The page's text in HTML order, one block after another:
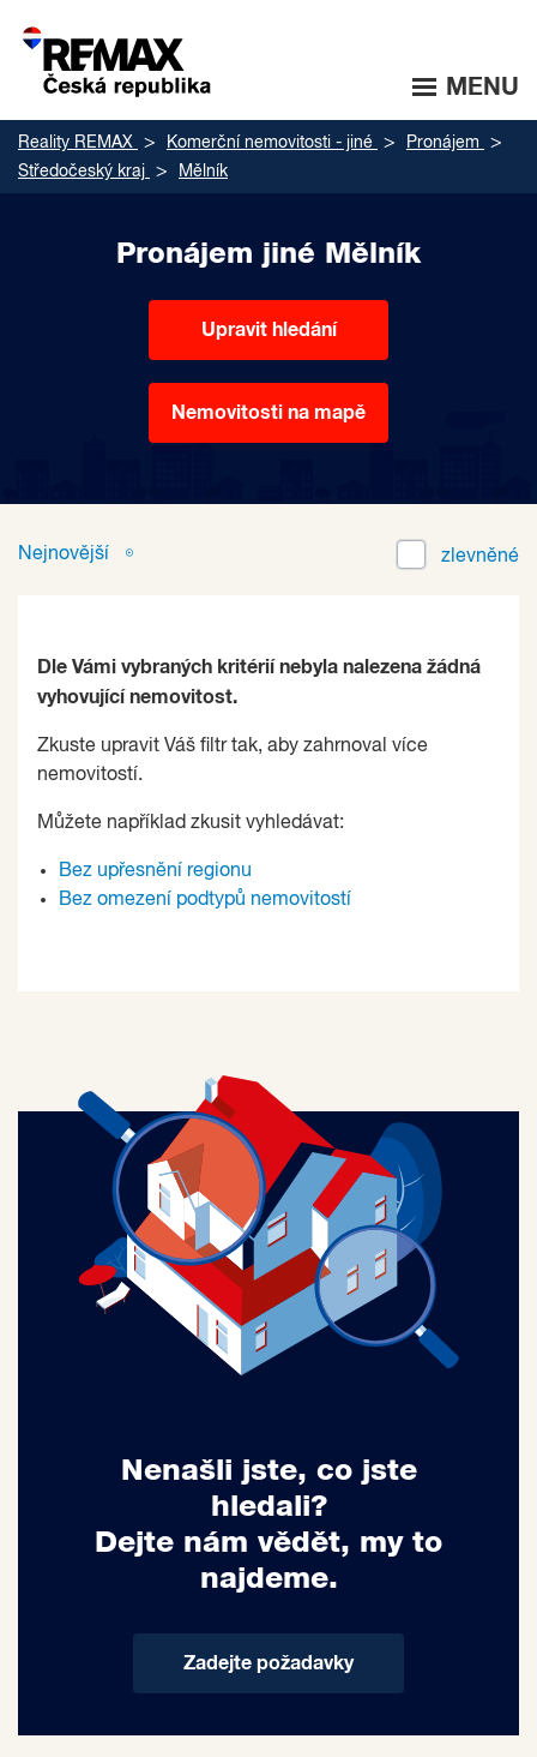
MENU
Reality REMAX Komerční nemovitosti - jiné
Pronájem
Středočeský kraj
Mělník
Pronájem jiné Mělník
Upravit hledání
Nemovitosti na mapě
Nejnovější zlevněné
Dle Vámi vybraných kritérií nebyla nalezena žádná
vyhovující nemovitost.
Zkuste upravit Váš filtr tak, aby zahrnoval více
nemovitostí.
Můžete například zkusit vyhledávat:
Bez upřesnění regionu
Bez omezení podtypů nemovitostí
Nenašli jste, co jste
hledali?
Dejte nám vědět, my to
najdeme.
Zadejte požadavky